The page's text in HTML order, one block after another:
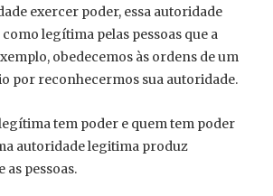
exercer poder, essa autoridade
legítima pelas pessoas que a
obedecemos às ordens de um
por reconhecermos sua autoridade.
tem poder e quem tem poder
autoridade legitima produz
as pessoas.